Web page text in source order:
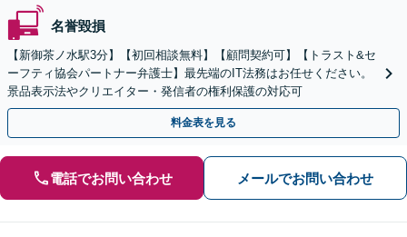
名誉毀損
【新御茶ノ水駅3分】【初回相談無料】【顧問契約可】【トラスト&セ
ーフティ協会パートナー弁護士】最先端のIT法務はお任せください。
景品表示法やクリエイター・発信者の権利保護の対応可
料金表を見る
電話でお問い合わせ メールでお問い合わせ